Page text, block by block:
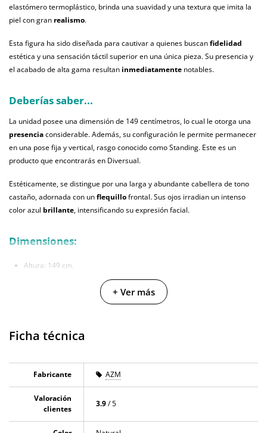
elastómero termoplástico, brinda una suavidad y una textura que imita la
piel con gran realismo.
Esta figura ha sido diseñada para cautivar a quienes buscanfidelidad
estética y una sensación táctil superior en una única pieza. Su presencia y
el acabado de alta gama resultan inmediatamente notables.
Deberías saber...
La unidad posee una dimensión de 149 centímetros, lo cual le otorga una
presenciaconsiderable. Además, su configuración le permite permanecer
en una pose fija y vertical, rasgo conocido como Standing. Este es un
producto que encontrarás en Diversual.
Estéticamente, se distingue por una larga y abundante cabellera de tono
castaño, adornada con unflequillofrontal. Sus ojos irradian un intenso
color azul brillante, intensificando su expresión facial.
Dimensiones:
Altura: 149 cm.
Medias de la caja: 140cm x 37cm x 28cm. Volumen: 11,40m3.
Accesorios incluidos con el producto:
Peluca.
+ Ver más
Ficha técnica
Fabricante AZM
Valoración
clientes
3.9/ 5